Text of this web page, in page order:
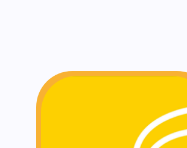
Opvang van